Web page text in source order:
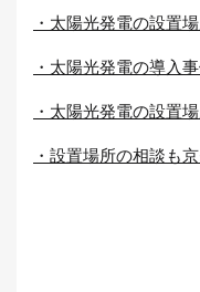
・太陽光発電の設置
・太陽光発電の導入
・太陽光発電の設置
・設置場所の相談も